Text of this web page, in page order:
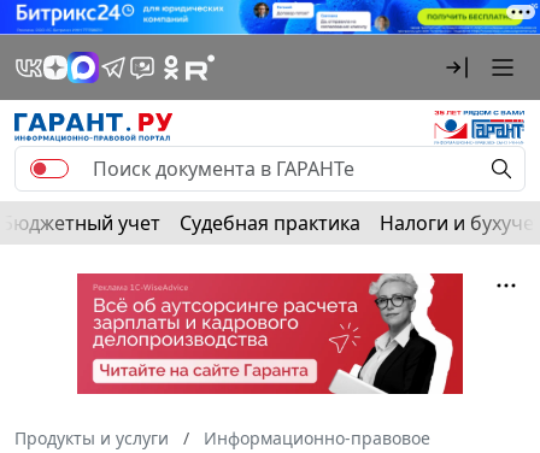
Бюджетный учет Судебная практика Налоги и
Продукты и услуги
Информационно-правовое